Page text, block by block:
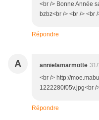
<br /> Bonne Année
bzbz<br /> <br /> <br
Répondre
A annielamarmotte
<br /> http://
1222280f05v.jpg<br /
Répondre